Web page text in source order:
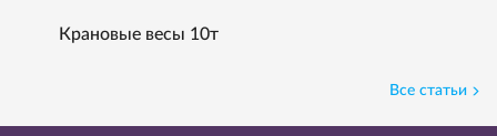
Крановые весы 10т
Все статьи